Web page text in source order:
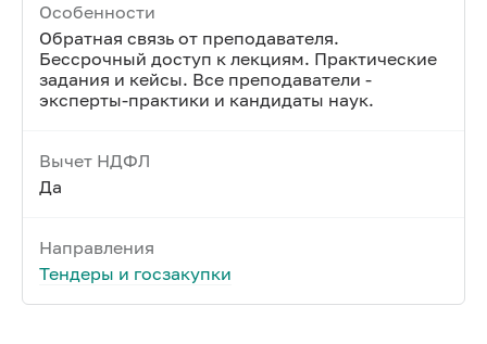
Особенности
Обратная связь от преподавателя.
Бессрочный доступ к лекциям. Практические
задания и кейсы. Все преподаватели -
эксперты-практики и кандидаты наук.
Вычет НДФЛ
Да
Направления
Тендеры и госзакупки